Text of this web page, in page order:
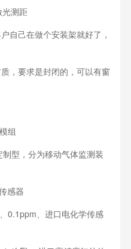
测距
己在做个安装架就好了，
要求是封闭的，可以有窗
组
型，分为移动气体监测装
感器
、进口电化学传感